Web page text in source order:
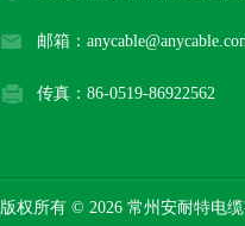
邮箱：
传真：86-0519-86922562
版权所有 © 2026 常州安耐特电